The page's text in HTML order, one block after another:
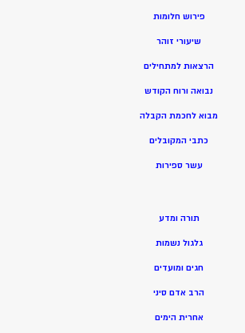
פירוש חלומות
שיעורי זוהר
הרצאות למתחילים
נבואה ורוח הקודש
מבוא לחכמת הקבלה
כתבי המקובלים
עשר ספירות
תורה ומדע
גלגול נשמות
חגים ומועדים
הרב אדם סיני
אחרית הימים